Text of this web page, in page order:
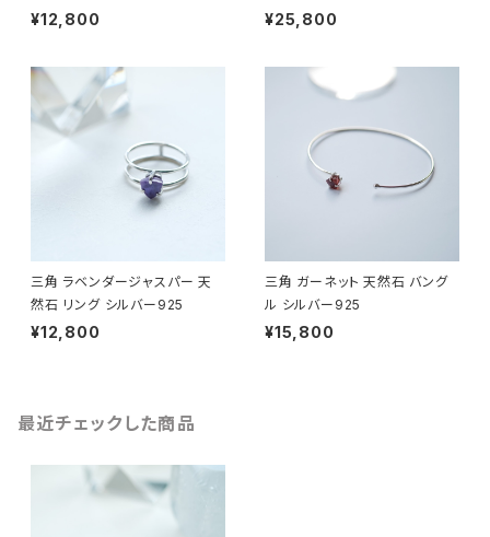
¥12,800 ¥25,800
三角 ラベンダージャスパー 天
然石 リング シルバー925
¥12,800
三角 ガーネット 天然石 バング
ル シルバー925
¥15,800
最近チェックした商品